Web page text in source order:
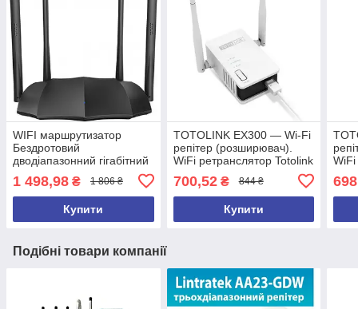
WIFI маршрутизатор
Бездротовий
дводіапазонний гігабітний
маршрутизатор Tenda AC8
тенда АС8
1 498,98 ₴ 1 806 ₴
Купити
TOTOLINK EX300 — Wi-Fi
репітер (розширювач).
WiFi ретранслятор Totolink
700,52₴ 844 ₴
Купити
WiFi
Подібні товари компанії